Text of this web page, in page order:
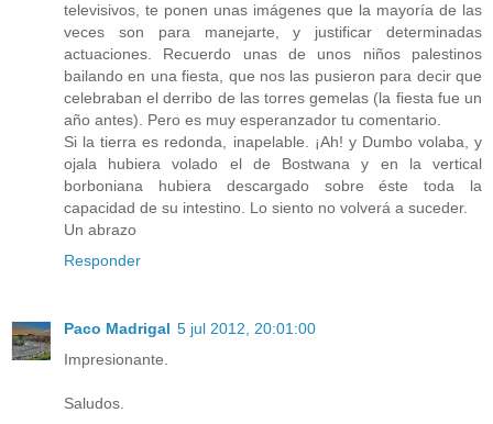
televisivos, te ponen unas imágenes que la mayoría de las
veces son para manejarte, y justificar determinadas
actuaciones. Recuerdo unas de unos niños palestinos
bailando en una fiesta, que nos las pusieron para decir que
celebraban el derribo de las torres gemelas (la fiesta fue un
año antes). Pero es muy esperanzador tu comentario.
Si la tierra es redonda, inapelable. ¡Ah! y Dumbo volaba, y
ojala hubiera volado el de Bostwana y en la vertical
borboniana hubiera descargado sobre éste toda la
capacidad de su intestino. Lo siento no volverá a suceder.
Un abrazo
Responder
Paco Madrigal 5 jul 2012, 20:01:00
Impresionante.
Saludos.